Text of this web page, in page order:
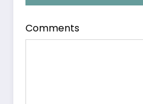
Comments